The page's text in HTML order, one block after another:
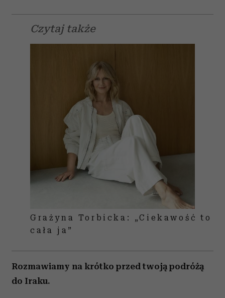
Czytaj także
Grażyna Torbicka: „Ciekawość to
cała ja”
Rozmawiamy na krótko przed twoją podróżą
do Iraku.